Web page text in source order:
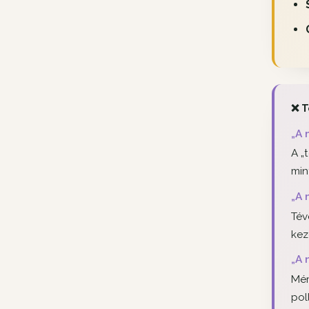
❌
„A
A
„A
„A